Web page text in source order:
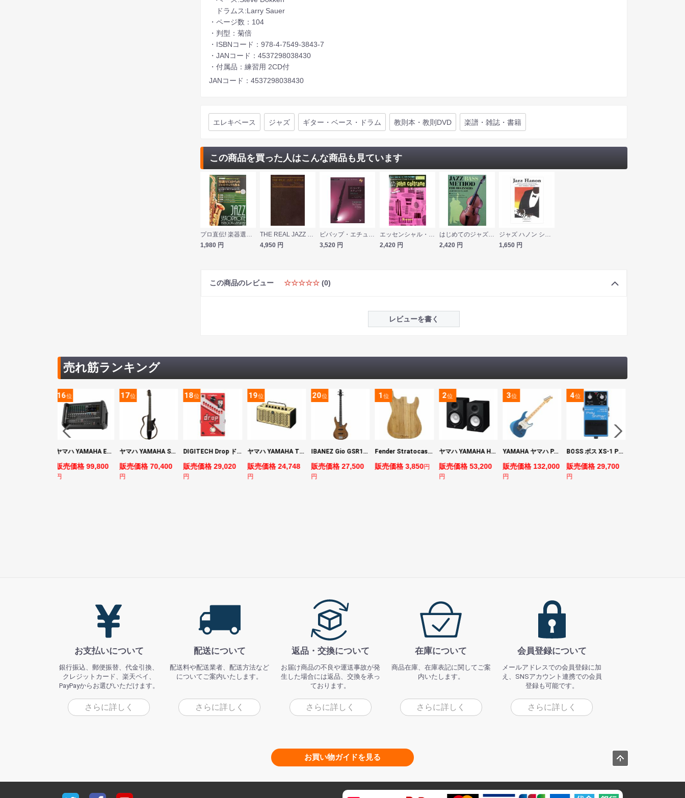
ドラムス:Larry Sauer
・ページ数：104
・判型：菊倍
・ISBNコード：978-4-7549-3843-7
・JANコード：4537298038430
・付属品：練習用 2CD付
JANコード：4537298038430
エレキベース ジャズ ギター・ベース・ドラム 教則本・教則DVD 楽譜・雑誌・書籍
この商品を買った人はこんな商品も見ています
プロ直伝! 楽器選びからアドリブまで 知識ゼロからの ジャズ サックス教本 CD付 河原塚ユウジ 著 自由現代社
1,980 円
THE REAL JAZZ GUITAR ジャズギター教則本 ケイエムピー
4,950 円
ビバップ・エチュード クラリネット 模範演奏&マイナスワンCD付 ATN
3,520 円
エッセンシャル・ジャズ・ライン ジョン・コルトレーン・スタイルの探究 B♭ Instruments プレイ・アロングCD付 ATN
2,420 円
はじめてのジャズ・ベース入門 レッスンCD付 野呂芳文 著 ドレミ楽譜出版社
2,420 円
ジャズ ハノン シンコーミュージック
1,650 円
この商品のレビュー ☆☆☆☆☆ (0)
レビューを書く
売れ筋ランキング
16位
ヤマハ YAMAHA EMX7 12ch パワードミキサー
販売価格 99,800
円
17位
ヤマハ YAMAHA SLG200S TBL サイレントギター
販売価格 70,400
円
18位
DIGITECH Drop ドロップ・リチューニング・エフェクト
販売価格 29,020
円
19位
ヤマハ YAMAHA THR5 コンパクトギターアンプ 小型アンプ
販売価格 24,748
円
20位
IBANEZ Gio GSR180-LBF エレキベース
販売価格 27,500
円
1位
Fender Stratocaster Cutting Board カッティングボード（まな板）
販売価格 3,850円
2位
ヤマハ YAMAHA HS7 パワードスタジオモニタースピーカー×2本
販売価格 53,200
円
3位
YAMAHA ヤマハ PACS+12M SB Pacifica Standard Plus パシフィカスタンダードプラス エレキギター
販売価格 132,000
円
4位
BOSS ボス XS-1 Poly Shifter ギターエフェクター ピッチシフター
販売価格 29,700
円
お支払いについて
銀行振込、郵便振替、代金引換、
クレジットカード、楽天ペイ、
PayPayからお選びいただけます。
さらに詳しく
配送について
配送料や配送業者、配送方法など
についてご案内いたします。
さらに詳しく
返品・交換について
お届け商品の不良や運送事故が発
生した場合には返品、交換を承っ
ております。
さらに詳しく
在庫について
商品在庫、在庫表記に関してご案
内いたします。
さらに詳しく
会員登録について
メールアドレスでの会員登録に加
え、SNSアカウント連携での会員
登録も可能です。
さらに詳しく
お買い物ガイドを見る